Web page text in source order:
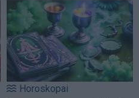
Horoskopai